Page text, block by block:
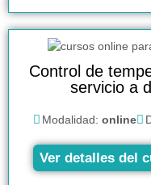
Control de
servicio a
Modalidad: online
Ver detalles del